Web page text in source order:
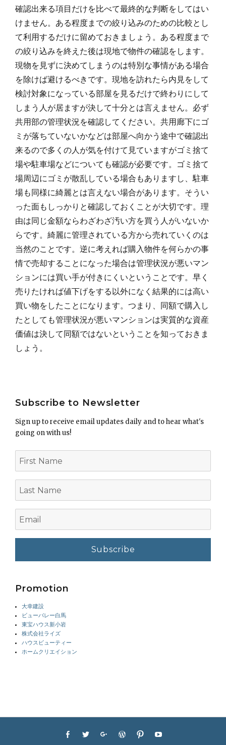
確認出来る項目だけを比べて最終的な判断をしてはい
けません。ある程度までの絞り込みのための比較とし
て利用するだけに留めておきましょう。ある程度まで
の絞り込みを終えた後は現地で物件の確認をします。
現物を見ずに決めてしまうのは特別な事情がある場合
を除けば避けるべきです。現地を訪れたら内見をして
検討対象になっている部屋を見るだけで終わりにして
しまう人が居ますが決して十分とは言えません。必ず
共用部の管理状況を確認してください。共用廊下にゴ
ミが落ちていないかなどは部屋へ向かう途中で確認出
来るので多くの人が気を付けて見ていますがゴミ捨て
場や駐車場などについても確認が必要です。ゴミ捨て
場周辺にゴミが散乱している場合もありますし、駐車
場も同様に綺麗とは言えない場合があります。そうい
った面もしっかりと確認しておくことが大切です。理
由は同じ金額ならわざわざ汚い方を買う人がいないか
らです。綺麗に管理されている方から売れていくのは
当然のことです。逆に考えれば購入物件を何らかの事
情で売却することになった場合は管理状況が悪いマン
ションには買い手が付きにくいということです。早く
売りたければ値下げをする以外になく結果的には高い
買い物をしたことになります。つまり、同額で購入し
たとしても管理状況が悪いマンションは実質的な資産
価値は決して同額ではないということを知っておきま
しょう。
Subscribe to Newsletter
Sign up to receive email updates daily and to hear what's
going on with us!
First
Name
Name
Promotion
大幸建設
ビューバレー白馬
東宝ハウス新小岩
株式会社ライズ
ハウスビューティー
ホームクリエイション
Facebook
Twitter GoogleplusWordPress
Pinterest